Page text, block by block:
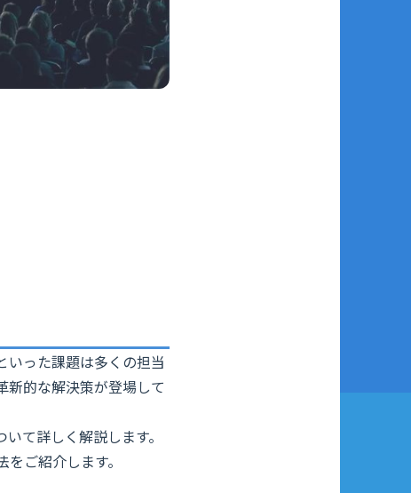
いった課題は多くの担当
新的な解決策が登場して
て詳しく解説します。
ご紹介します。